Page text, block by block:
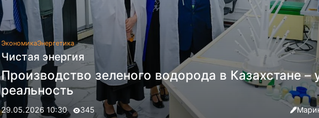
ЭкономикаЭнергетика
Чистая энергия
Производство зеленого водорода в Казахстане –
реальность
29.05.2026 10:30 345